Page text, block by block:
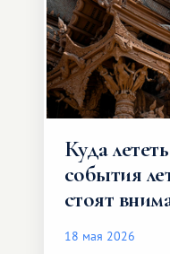
Куда
события
стоят
18 мая 2026